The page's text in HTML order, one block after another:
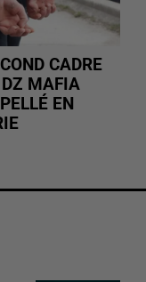
CADRE
DZ MAFIA
EN